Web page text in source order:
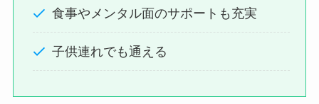
食事やメンタル面のサポートも充実
子供連れでも通える